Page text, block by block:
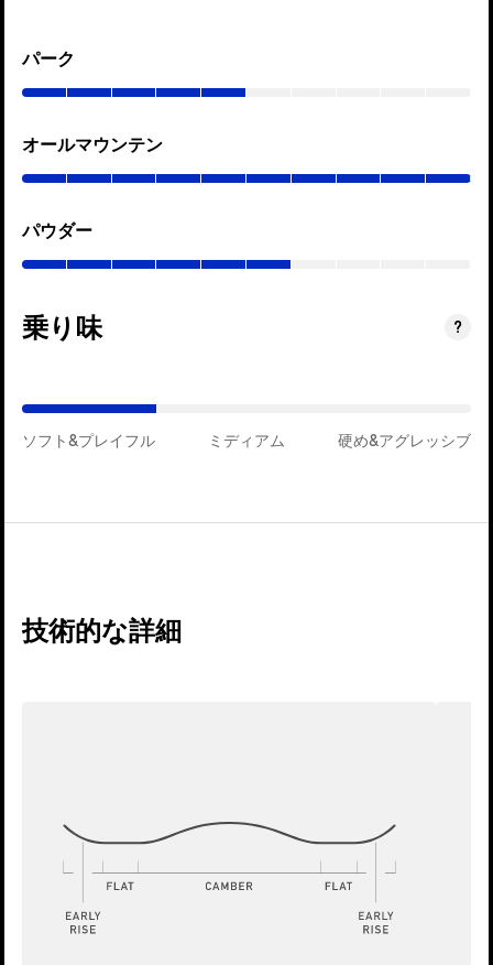
パーク
オールマウンテン
パウダー
乗り味
ア
ム)
?
ソフト&プレイフル ミディアム 硬め&アグレッシブ
技術的な詳細